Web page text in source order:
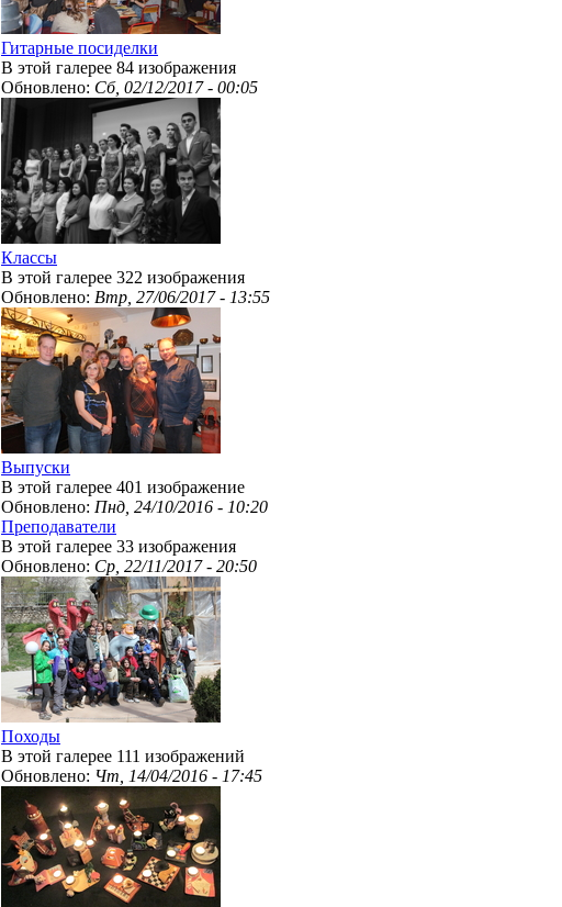
Гитарные посиделки
В этой галерее 84 изображения
Обновлено: Сб, 02/12/2017 - 00:05
Классы
В этой галерее 322 изображения
Обновлено: Втр, 27/06/2017 - 13:55
Выпуски
В этой галерее 401 изображение
Обновлено: Пнд, 24/10/2016 - 10:20
Преподаватели
В этой галерее 33 изображения
Обновлено: Ср, 22/11/2017 - 20:50
Походы
В этой галерее 111 изображений
Обновлено: Чт, 14/04/2016 - 17:45